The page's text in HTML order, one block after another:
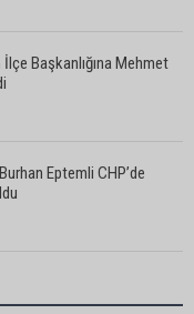
Başkanlığına Mehmet
Eptemli CHP’de
erkeğin şiddetine
istedi